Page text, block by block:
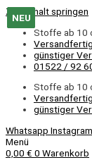
Zum Inhalt springen
Stoffe ab 10
günstiger
01522 / 92
Stoffe ab 10
günstiger
Whatsapp Instagram
Menü
0,00 € 0 Warenkorb
NEU
NEU
NEU
NEU
NEU